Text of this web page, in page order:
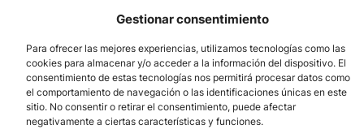
Gestionar consentimiento
Para ofrecer las mejores experiencias, utilizamos tecnologías como las
cookies para almacenar y/o acceder a la información del dispositivo. El
consentimiento de estas tecnologías nos permitirá procesar datos como
el comportamiento de navegación o las identificaciones únicas en este
sitio. No consentir o retirar el consentimiento, puede afectar
negativamente a ciertas características y funciones.
Los Prados, 121 – 33203 Gijón
985 185 577 – info@laboralcentrodearte.org